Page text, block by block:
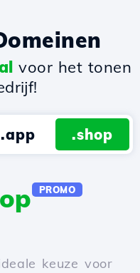
voor het tonen
.app .shop
PROMO
keuze voor